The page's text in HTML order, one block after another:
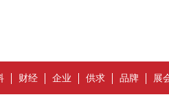
财经 企业 供求 品牌 展